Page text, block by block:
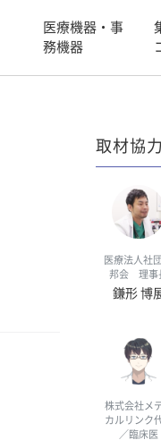
医療機器・事
務機器
取材協
医療法人社
邦会 理事
鎌形 博
株式会社メ
カルリンク
／臨床医